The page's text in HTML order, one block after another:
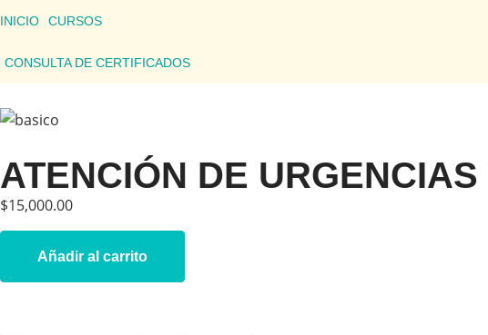
INICIO CURSOS
CONSULTA DE CERTIFICADOS
ATENCIÓN DE
$15,000.00
Añadir al carrito